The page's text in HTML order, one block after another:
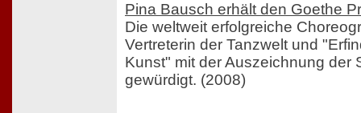
Pina Bausch erhält den Goethe
Die weltweit erfolgreiche
Vertreterin der Tanzwelt und
Kunst" mit der Auszeichnung der
gewürdigt. (2008)